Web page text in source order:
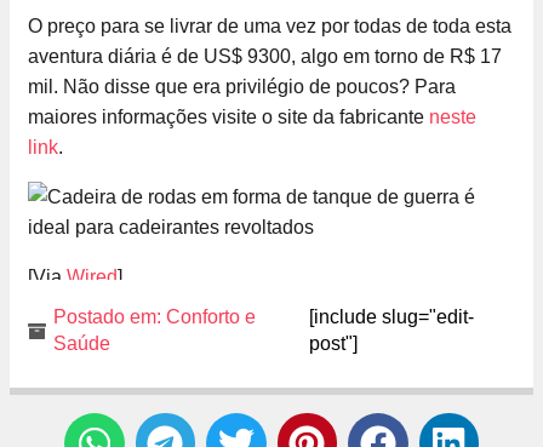
O preço para se livrar de uma vez por todas de toda esta
aventura diária é de US$ 9300, algo em torno de R$ 17
mil. Não disse que era privilégio de poucos? Para
maiores informações visite o site da fabricante neste
link.
[Via Wired]
Postado em: Conforto e
Saúde
[include slug="edit-
post"]